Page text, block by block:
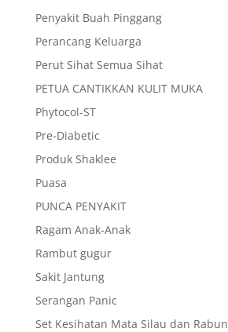
Penyakit Buah Pinggang
Perancang Keluarga
Perut Sihat Semua Sihat
PETUA CANTIKKAN KULIT MUKA
Phytocol-ST
Pre-Diabetic
Produk Shaklee
Puasa
PUNCA PENYAKIT
Ragam Anak-Anak
Rambut gugur
Sakit Jantung
Serangan Panic
Set Kesihatan Mata Silau dan Rabun